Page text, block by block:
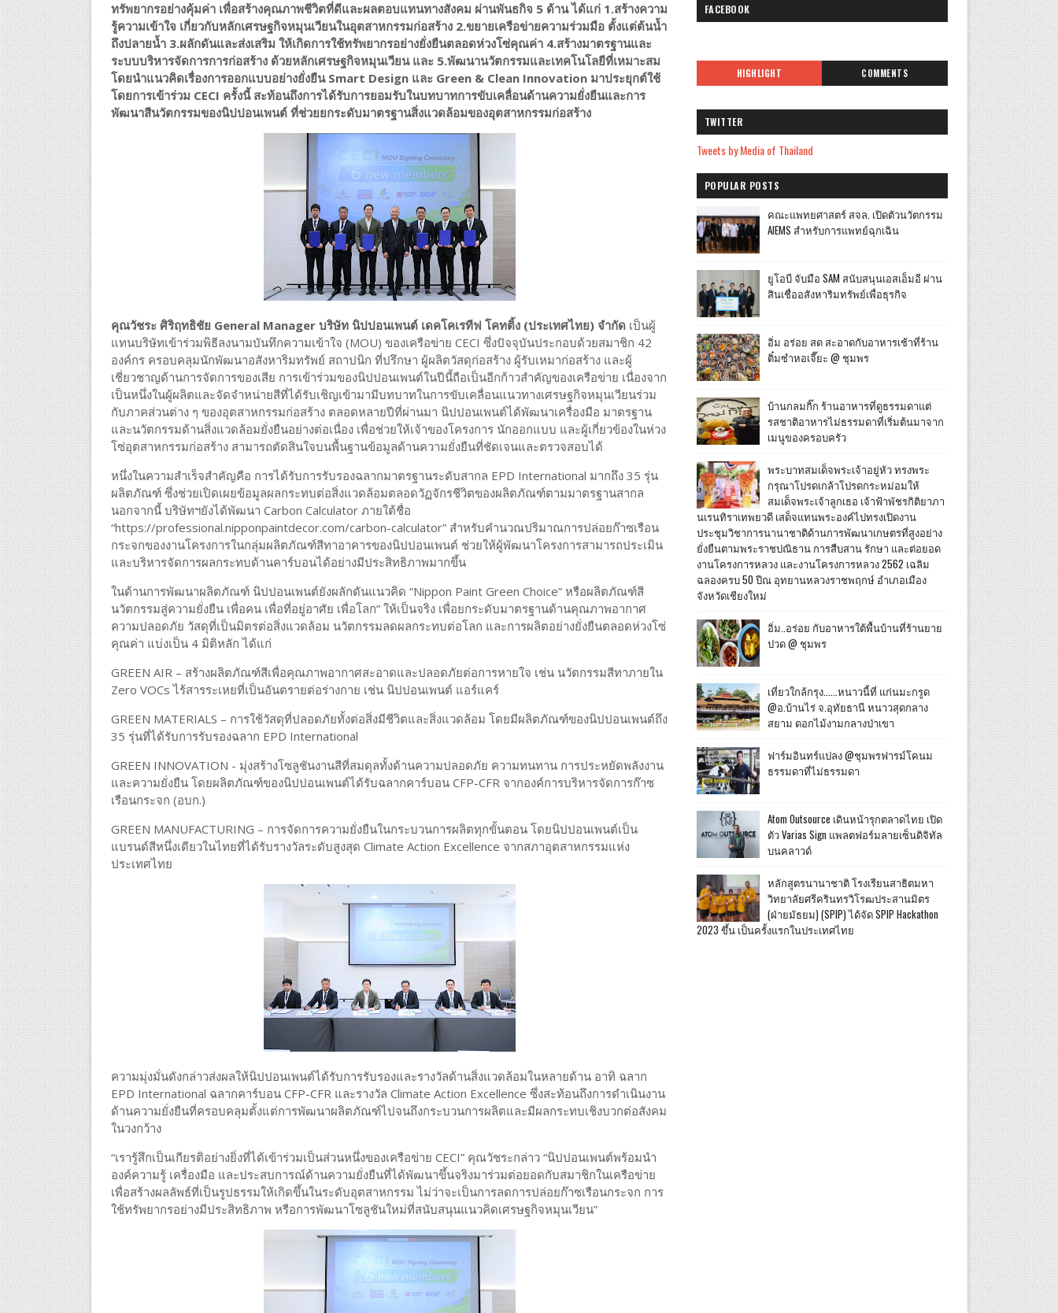
ทรัพยากรอย่างคุ้มค่า เพื่อสร้างคุณภาพชีวิตที่ดีและผลตอบแทนทางสังคม ผ่านพันธกิจ 5 ด้าน ได้แก่ 1.สร้างความ
รู้ความเข้าใจ เกี่ยวกับหลักเศรษฐกิจหมุนเวียนในอุตสาหกรรมก่อสร้าง 2.ขยายเครือข่ายความร่วมมือ ตั้งแต่ต้นน้ำ
ถึงปลายน้ำ 3.ผลักดันและส่งเสริม ให้เกิดการใช้ทรัพยากรอย่างยั่งยืนตลอดห่วงโซ่คุณค่า 4.สร้างมาตรฐานและ
ระบบบริหารจัดการการก่อสร้าง ด้วยหลักเศรษฐกิจหมุนเวียน และ 5.พัฒนานวัตกรรมและเทคโนโลยีที่เหมาะสม
โดยนำแนวคิดเรื่องการออกแบบอย่างยั่งยืน Smart Design และ Green & Clean Innovation มาประยุกต์ใช้
โดยการเข้าร่วม CECI ครั้งนี้ สะท้อนถึงการได้รับการยอมรับในบทบาทการขับเคลื่อนด้านความยั่งยืนและการ
พัฒนาสีนวัตกรรมของนิปปอนเพนต์ ที่ช่วยยกระดับมาตรฐานสิ่งแวดล้อมของอุตสาหกรรมก่อสร้าง
คุณวัชระ ศิริฤทธิชัย General Manager บริษัท นิปปอนเพนต์ เดคโคเรทีฟ โคทติ้ง (ประเทศไทย) จำกัดเป็นผู้
แทนบริษัทเข้าร่วมพิธีลงนามบันทึกความเข้าใจ (MOU) ของเครือข่าย CECI ซึ่งปัจจุบันประกอบด้วยสมาชิก 42
องค์กร ครอบคลุมนักพัฒนาอสังหาริมทรัพย์ สถาปนิก ที่ปรึกษา ผู้ผลิตวัสดุก่อสร้าง ผู้รับเหมาก่อสร้าง และผู้
เชี่ยวชาญด้านการจัดการของเสีย การเข้าร่วมของนิปปอนเพนต์ในปีนี้ถือเป็นอีกก้าวสำคัญของเครือข่าย เนื่องจาก
เป็นหนึ่งในผู้ผลิตและจัดจำหน่ายสีที่ได้รับเชิญเข้ามามีบทบาทในการขับเคลื่อนแนวทางเศรษฐกิจหมุนเวียนร่วม
กับภาคส่วนต่าง ๆ ของอุตสาหกรรมก่อสร้าง ตลอดหลายปีที่ผ่านมา นิปปอนเพนต์ได้พัฒนาเครื่องมือ มาตรฐาน
และนวัตกรรมด้านสิ่งแวดล้อมยั่งยืนอย่างต่อเนื่อง เพื่อช่วยให้เจ้าของโครงการ นักออกแบบ และผู้เกี่ยวข้องในห่วง
โซ่อุตสาหกรรมก่อสร้าง สามารถตัดสินใจบนพื้นฐานข้อมูลด้านความยั่งยืนที่ชัดเจนและตรวจสอบได้
หนึ่งในความสำเร็จสำคัญคือ การได้รับการรับรองฉลากมาตรฐานระดับสากล EPD International มากถึง 35 รุ่น
ผลิตภัณฑ์ ซึ่งช่วยเปิดเผยข้อมูลผลกระทบต่อสิ่งแวดล้อมตลอดวัฏจักรชีวิตของผลิตภัณฑ์ตามมาตรฐานสากล
นอกจากนี้ บริษัทฯยังได้พัฒนา Carbon Calculator ภายใต้ชื่อ
“https://professional.nipponpaintdecor.com/carbon-calculator” สำหรับคำนวณปริมาณการปล่อยก๊าซเรือน
กระจกของงานโครงการในกลุ่มผลิตภัณฑ์สีทาอาคารของนิปปอนเพนต์ ช่วยให้ผู้พัฒนาโครงการสามารถประเมิน
และบริหารจัดการผลกระทบด้านคาร์บอนได้อย่างมีประสิทธิภาพมากขึ้น
ในด้านการพัฒนาผลิตภัณฑ์ นิปปอนเพนต์ยังผลักดันแนวคิด “Nippon Paint Green Choice” หรือผลิตภัณฑ์สี
นวัตกรรมสู่ความยั่งยืน เพื่อคน เพื่อที่อยู่อาศัย เพื่อโลก” ให้เป็นจริง เพื่อยกระดับมาตรฐานด้านคุณภาพอากาศ
ความปลอดภัย วัสดุที่เป็นมิตรต่อสิ่งแวดล้อม นวัตกรรมลดผลกระทบต่อโลก และการผลิตอย่างยั่งยืนตลอดห่วงโซ่
คุณค่า แบ่งเป็น 4 มิติหลัก ได้แก่
GREEN AIR – สร้างผลิตภัณฑ์สีเพื่อคุณภาพอากาศสะอาดและปลอดภัยต่อการหายใจ เช่น นวัตกรรมสีทาภายใน
Zero VOCs ไร้สารระเหยที่เป็นอันตรายต่อร่างกาย เช่น นิปปอนเพนต์ แอร์แคร์
GREEN MATERIALS – การใช้วัสดุที่ปลอดภัยทั้งต่อสิ่งมีชีวิตและสิ่งแวดล้อม โดยมีผลิตภัณฑ์ของนิปปอนเพนต์ถึง
35 รุ่นที่ได้รับการรับรองฉลาก EPD International
GREEN INNOVATION - มุ่งสร้างโซลูชันงานสีที่สมดุลทั้งด้านความปลอดภัย ความทนทาน การประหยัดพลังงาน
และความยั่งยืน โดยผลิตภัณฑ์ของนิปปอนเพนต์ได้รับฉลากคาร์บอน CFP-CFR จากองค์การบริหารจัดการก๊าซ
เรือนกระจก (อบก.)
GREEN MANUFACTURING – การจัดการความยั่งยืนในกระบวนการผลิตทุกขั้นตอน โดยนิปปอนเพนต์เป็น
แบรนด์สีหนึ่งเดียวในไทยที่ได้รับรางวัลระดับสูงสุด Climate Action Excellence จากสภาอุตสาหกรรมแห่ง
ประเทศไทย
ความมุ่งมั่นดังกล่าวส่งผลให้นิปปอนเพนต์ได้รับการรับรองและรางวัลด้านสิ่งแวดล้อมในหลายด้าน อาทิ ฉลาก
EPD International ฉลากคาร์บอน CFP-CFR และรางวัล Climate Action Excellence ซึ่งสะท้อนถึงการดำเนินงาน
ด้านความยั่งยืนที่ครอบคลุมตั้งแต่การพัฒนาผลิตภัณฑ์ไปจนถึงกระบวนการผลิตและมีผลกระทบเชิงบวกต่อสังคม
ในวงกว้าง
“เรารู้สึกเป็นเกียรติอย่างยิ่งที่ได้เข้าร่วมเป็นส่วนหนึ่งของเครือข่าย CECI” คุณวัชระกล่าว “นิปปอนเพนต์พร้อมนำ
องค์ความรู้ เครื่องมือ และประสบการณ์ด้านความยั่งยืนที่ได้พัฒนาขึ้นจริงมาร่วมต่อยอดกับสมาชิกในเครือข่าย
เพื่อสร้างผลลัพธ์ที่เป็นรูปธรรมให้เกิดขึ้นในระดับอุตสาหกรรม ไม่ว่าจะเป็นการลดการปล่อยก๊าซเรือนกระจก การ
ใช้ทรัพยากรอย่างมีประสิทธิภาพ หรือการพัฒนาโซลูชันใหม่ที่สนับสนุนแนวคิดเศรษฐกิจหมุนเวียน”
FACEBOOK
HIGHLIGHT COMMENTS
TWITTER
Tweets by Media of Thailand
POPULAR POSTS
คณะแพทยศาสตร์ สจล. เปิดตัวนวัตกรรม
AIEMS สำหรับการแพทย์ฉุกเฉิน
ยูโอบี จับมือ SAM สนับสนุนเอสเอ็มอี ผ่าน
สินเชื่ออสังหาริมทรัพย์เพื่อธุรกิจ
อิ่ม อร่อย สด สะอาดกับอาหารเช้าที่ร้าน
ติ๋มซำหอเจี๊ยะ @ ชุมพร
บ้านกลมกิ๊ก ร้านอาหารที่ดูธรรมดาแต่
รสชาติอาหารไม่ธรรมดาที่เริ่มต้นมาจาก
เมนูของครอบครัว
พระบาทสมเด็จพระเจ้าอยู่หัว ทรงพระ
กรุณาโปรดเกล้าโปรดกระหม่อมให้
สมเด็จพระเจ้าลูกเธอ เจ้าฟ้าพัชรกิติยาภา
นเรนทิราเทพยวดี เสด็จแทนพระองค์ไปทรงเปิดงาน
ประชุมวิชาการนานาชาติด้านการพัฒนาเกษตรที่สูงอย่าง
ยั่งยืนตามพระราชปณิธาน การสืบสาน รักษา และต่อยอด
งานโครงการหลวง และงานโครงการหลวง 2562 เฉลิม
ฉลองครบ 50 ปีณ อุทยานหลวงราชพฤกษ์ อำเภอเมือง
จังหวัดเชียงใหม่
อิ่ม..อร่อย กับอาหารใต้พื้นบ้านที่ร้านยาย
ปวด @ ชุมพร
เที่ยวใกล้กรุง......หนาวนี้ที่ แก่นมะกรูด
@อ.บ้านไร่ จ.อุทัยธานี หนาวสุดกลาง
สยาม ดอกไม้งามกลางป่าเขา
ฟาร์มอินทร์แปลง @ชุมพรฟารม์โคนม
ธรรมดาที่ไม่ธรรมดา
Atom Outsource เดินหน้ารุกตลาดไทย เปิด
ตัว Varias Sign แพลตฟอร์มลายเซ็นดิจิทัล
บนคลาวด์
หลักสูตรนานาชาติ โรงเรียนสาธิตมหา
วิทยาลัยศรีครินทรวิโรฒประสานมิตร
(ฝ่ายมัธยม) (SPIP) ได้จัด SPIP Hackathon
2023 ขึ้น เป็นครั้งแรกในประเทศไทย